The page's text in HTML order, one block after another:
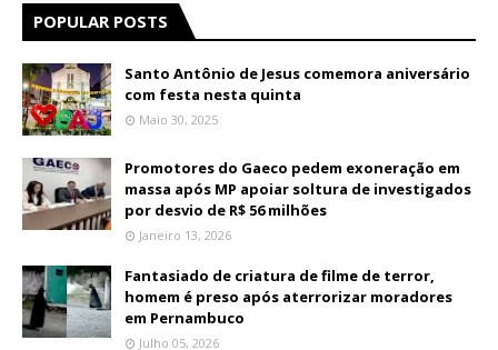
POPULAR POSTS
Santo Antônio de Jesus comemora aniversário
com festa nesta quinta
Maio 30, 2025
Promotores do Gaeco pedem exoneração em
massa após MP apoiar soltura de investigados
por desvio de R$ 56 milhões
Janeiro 13, 2026
Fantasiado de criatura de filme de terror,
homem é preso após aterrorizar moradores
em Pernambuco
Julho 05, 2026